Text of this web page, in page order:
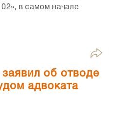
в самом начале
об отводе
адвоката